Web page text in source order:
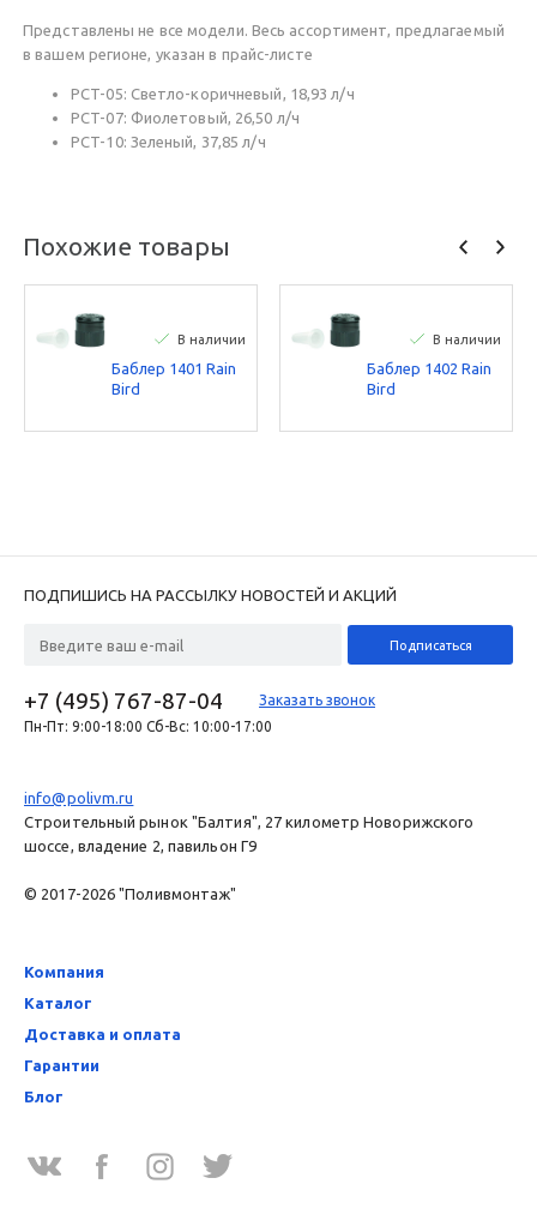
Представлены не все модели. Весь ассортимент, предлагаемый
в вашем регионе, указан в прайс-листе
PCT-05: Светло-коричневый, 18,93 л/ч
PCT-07: Фиолетовый, 26,50 л/ч
PCT-10: Зеленый, 37,85 л/ч
Похожие товары
В наличии
Баблер 1401 Rain
Bird
В наличии
Баблер 1402 Rain
Bird
ПОДПИШИСЬ НА РАССЫЛКУ НОВОСТЕЙ И АКЦИЙ
+7 (495) 767-87-04
Заказать звонок
Пн-Пт: 9:00-18:00 Сб-Вс: 10:00-17:00
info@polivm.ru
Строительный рынок "Балтия", 27 километр Новорижского
шоссе, владение 2, павильон Г9
© 2017-2026 "Поливмонтаж"
Компания
Каталог
Доставка и оплата
Гарантии
Блог